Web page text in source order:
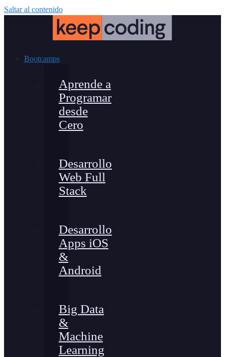
Saltar al contenido
Bootcamps
Aprende a
Programar
desde
Cero
Desarrollo
Web Full
Stack
Desarrollo
Apps iOS
&
Android
Big Data
&
Machine
Learning